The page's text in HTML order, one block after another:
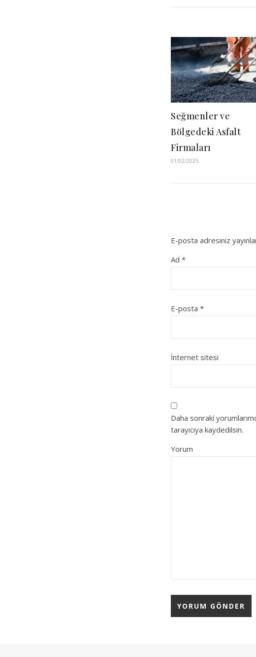
Seğmenler ve
Bölgedeki Asfalt
Firmaları
01/02/2025
E-posta adresiniz
Ad *
E-posta *
İnternet sitesi
Daha sonraki
tarayıcıya kaydedilsin.
Yorum